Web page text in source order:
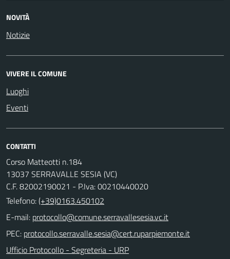
NOVITÀ
Notizie
VIVERE IL COMUNE
Luoghi
Eventi
CONTATTI
Corso Matteotti n.184
13037 SERRAVALLE SESIA (VC)
C.F. 82002190021 - P.Iva: 00210440020
Telefono:(+39)0163.450102
E-mail:
PEC:
Ufficio Protocollo - Segreteria - URP